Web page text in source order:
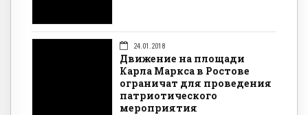
24.01.2018
Движение на площади
Карла Маркса в Ростове
ограничат для проведения
патриотического
мероприятия